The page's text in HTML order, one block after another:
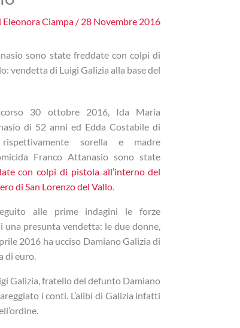
Eleonora Ciampa / 28 Novembre 2016
sono state freddate con colpi di
vendetta di Luigi Galizia alla base del
30 ottobre 2016, Ida Maria
di 52 anni ed Edda Costabile di
sorella e madre
Franco Attanasio sono state
con colpi di pistola all’interno del
di San Lorenzo del Vallo.
alle prime indagini le forze
presunta vendetta: le due donne,
2016 ha ucciso Damiano Galizia di
di euro.
Galizia, fratello del defunto Damiano
i conti. L’alibi di Galizia infatti